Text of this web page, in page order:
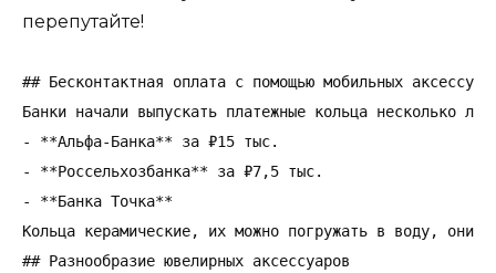
перепутайте!
## Бесконтактная оплата с помощью мобильных
Банки начали выпускать платежные кольца несколько
- **Альфа-Банка** за ₽15 тыс.
- **Россельхозбанка** за ₽7,5 тыс.
- **Банка Точка**
Кольца керамические, их можно погружать в воду, они
## Pазнообразие ювелирных аксессуаров